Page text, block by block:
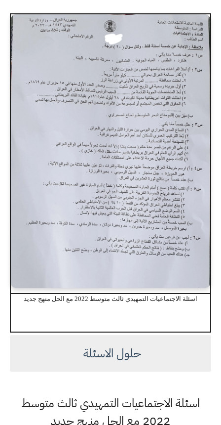
اسئلة الاجتماعيات التمهيدي ثالث متوسط 2022 مع الحل منهج جديد
حلول الاسئلة
اسئلة الاجتماعيات التمهيدي ثالث متوسط
2022 مع الحل منهج جديد